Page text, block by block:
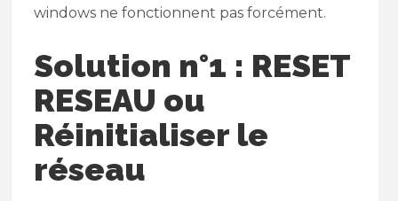
windows ne fonctionnent pas forcément.
Solution n°1 : RESET
RESEAU ou
Réinitialiser le
réseau